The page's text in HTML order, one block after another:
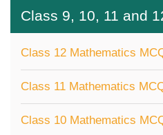
Class 9, 10, 11 and
Class 12 Mathematics
Class 11 Mathematics
Class 10 Mathematics